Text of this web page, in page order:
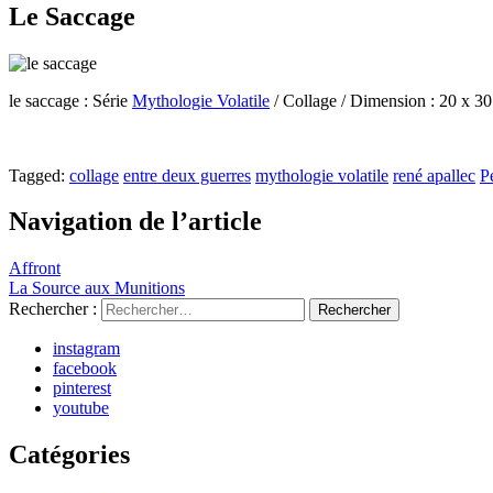
Le Saccage
le saccage : Série Mythologie Volatile / Collage / Dimension : 20 x
Tagged: collage entre deux guerres mythologie volatile rené apallec
Navigation de l’article
Affront
La Source aux Munitions
Rechercher :
instagram
facebook
pinterest
youtube
Catégories